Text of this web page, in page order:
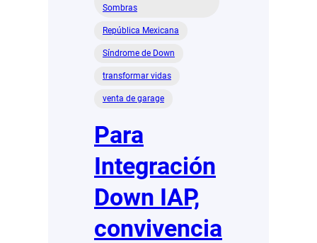
Sombras
República Mexicana
Síndrome de Down
transformar vidas
venta de garage
Para
Integración
Down IAP,
convivencia